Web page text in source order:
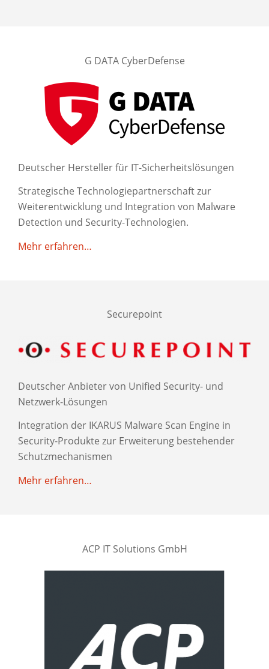
G DATA CyberDefense
Deutscher Hersteller für IT-Sicherheitslösungen
Strategische Technologiepartnerschaft zur
Weiterentwicklung und Integration von Malware
Detection und Security-Technologien.
Mehr erfahren…
Securepoint
Deutscher Anbieter von Unified Security- und
Netzwerk-Lösungen
Integration der IKARUS Malware Scan Engine in
Security-Produkte zur Erweiterung bestehender
Schutzmechanismen
Mehr erfahren…
ACP IT Solutions GmbH